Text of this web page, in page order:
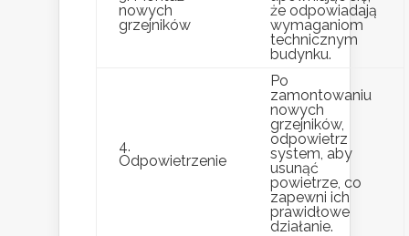
nowych
grzejników
że odpowiadają
wymaganiom
technicznym
budynku.
4.
Odpowietrzenie
Po
zamontowaniu
nowych
grzejników,
odpowietrz
system, aby
usunąć
powietrze, co
zapewni ich
prawidłowe
działanie.